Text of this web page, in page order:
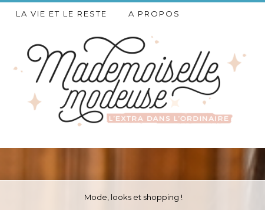
LA VIE ET LE RESTE A PROPOS
Mode, looks et shopping !